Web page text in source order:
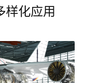
样化应用